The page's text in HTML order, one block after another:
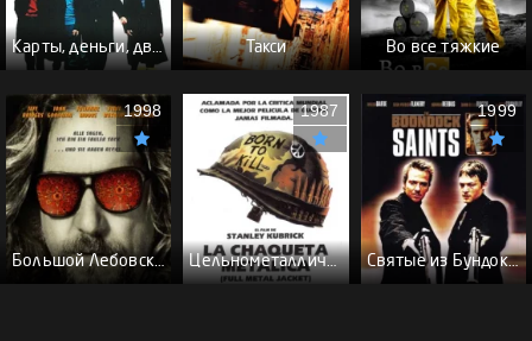
Карты, деньги, два ствола - (Перевод Гоблина) Такси Во все тяжкие
Большой Лебовски - (Перевод Гоблина)
1998
Цельнометаллическая оболочка - (Перевод Гоблина)
1987
Святые из Бундока \ Святые из трущоб - (Перевод Гоблина)
1999